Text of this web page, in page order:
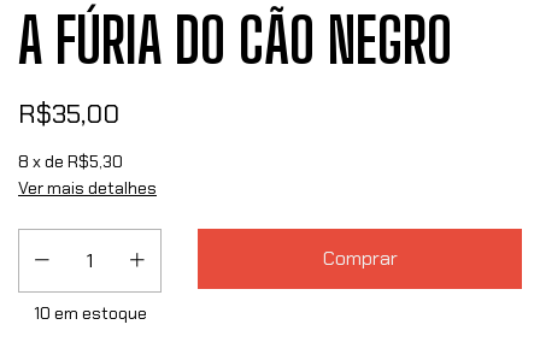
A FÚRIA DO CÃO NEGRO
R$35,00
8 x de R$5,30
Ver mais detalhes
10 em estoque